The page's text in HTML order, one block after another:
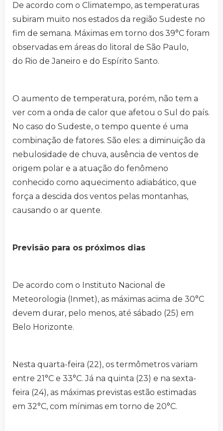
De acordo com o Climatempo, as temperaturas
subiram muito nos estados da região Sudeste no
fim de semana. Máximas em torno dos 39°C foram
observadas em áreas do litoral de São Paulo,
do Rio de Janeiro e do Espírito Santo.
O aumento de temperatura, porém, não tem a
ver com a onda de calor que afetou o Sul do país.
No caso do Sudeste, o tempo quente é uma
combinação de fatores. São eles: a diminuição da
nebulosidade de chuva, ausência de ventos de
origem polar e a atuação do fenômeno
conhecido como aquecimento adiabático, que
força a descida dos ventos pelas montanhas,
causando o ar quente.
Previsão para os próximos dias
De acordo com o Instituto Nacional de
Meteorologia (Inmet), as máximas acima de 30°C
devem durar, pelo menos, até sábado (25) em
Belo Horizonte.
Nesta quarta-feira (22), os termômetros variam
entre 21°C e 33°C. Já na quinta (23) e na sexta-
feira (24), as máximas previstas estão estimadas
em 32°C, com mínimas em torno de 20°C.